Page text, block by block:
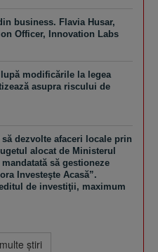
business. Flavia Husar,
Officer, Innovation Labs
modificările la legea
asupra riscului de
dezvolte afaceri locale prin
alocat de Ministerul
să gestioneze
Investeşte Acasă”.
de investiţii, maximum
ştiri